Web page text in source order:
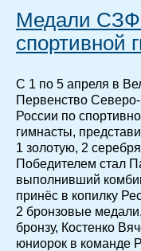
Медали
спортивной
С 1 по 5 апреля в
Первенство
России по
гимнасты,
1 золотую, 2
Победителем стал
выполнивший
принёс в копилку
2 бронзовые
бронзу, Костенко
юниорок в команде